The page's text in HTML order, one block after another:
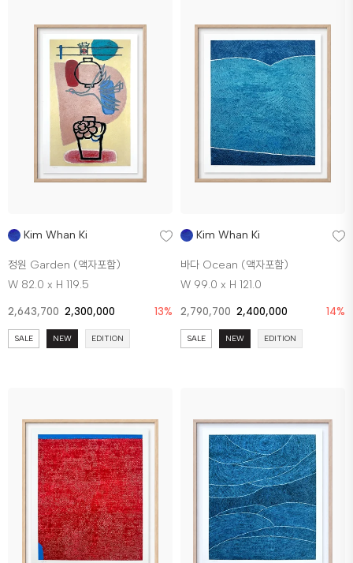
Kim Whan Ki
정원 Garden (액자포함)
W 82.0 x H 119.5
2,643,700 2,300,000 13%
SALE NEW EDITION
Kim Whan Ki
바다 Ocean (액자포함)
W 99.0 x H 121.0
2,790,700 2,400,000 14%
SALE NEW EDITION